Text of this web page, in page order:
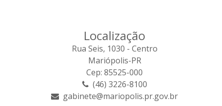
Localização
Rua Seis, 1030 - Centro
Mariópolis-PR
Cep: 85525-000
(46) 3226-8100
gabinete@mariopolis.pr.gov.br